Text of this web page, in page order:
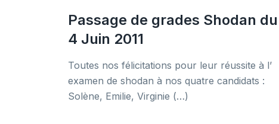
Passage de grades Shodan du
4 Juin 2011
Toutes nos félicitations pour leur réussite à l’
examen de shodan à nos quatre candidats :
Solène, Emilie, Virginie (…)